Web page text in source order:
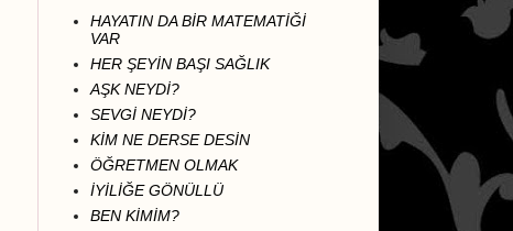
HAYATIN DA BİR MATEMATİĞİ
VAR
HER ŞEYİN BAŞI SAĞLIK
AŞK NEYDİ?
SEVGİ NEYDİ?
KİM NE DERSE DESİN
ÖĞRETMEN OLMAK
İYİLİĞE GÖNÜLLÜ
BEN KİMİM?